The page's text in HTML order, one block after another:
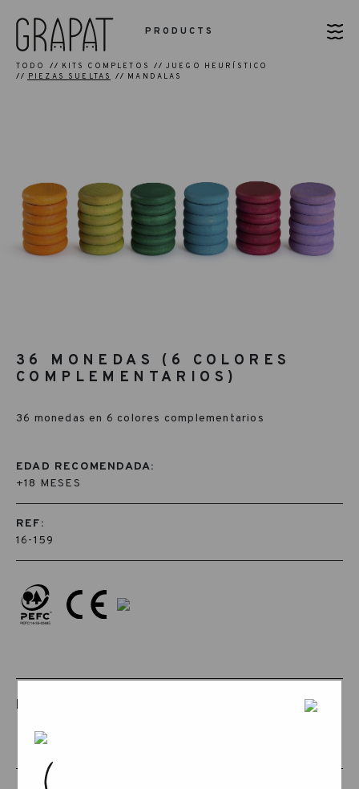
PRODUCTS
TODO KITS COMPLETOS
JUEGO HEURÍSTICO
PIEZAS SUELTAS
MANDALAS
36 MONEDAS (6 COLORES
COMPLEMENTARIOS)
36 monedas en 6 colores complementarios
EDAD RECOMENDADA:
+18 MESES
REF:
16-159
PRODUCTOS RELACIONADOS